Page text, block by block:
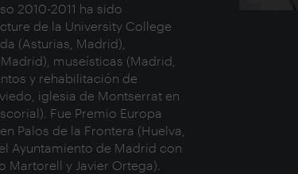
2010-2011 ha sido
de la University College
(Asturias, Madrid),
museísticas (Madrid,
y rehabilitación de
iglesia de Montserrat en
Fue Premio Europa
Palos de la Frontera (Huelva,
Ayuntamiento de Madrid con
y Javier Ortega).